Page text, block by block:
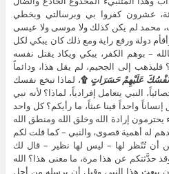
عشرون كفروا بي وبرسالتي وبخطي
محمد لم يكن كذلك ولا موسى ولا عيسى
دولة ورفع راية ومع ذلك كان يبكي لكل
– بوهم الكفر، يبكي ويكاد يقتل نفسه
إلى الجحيم، لم يقل هذا، ودائماً
نَفْسُكَ عَلَيْهِمْ حَسَرَاتٍ ۩، لماذا تبخع نفسك
النبي يتعامل إفرادياً، لماذا؟ لأنه نبي
إنساناً واحداً فينا عبثاً، ما رأيكم؟ كل واحد
يحترمون إرادة الله وخلق الله ومنطق الله
له أهمية قصوى، والنبي – كما قلت لكم
أن تُنّظر لها – ليس لها نظير – قال لك
حدَّثتكم عن هذا مرة، ما معنى هذا؟ الله
يبعث هذا النبي وقبل أن يرسله من أجل